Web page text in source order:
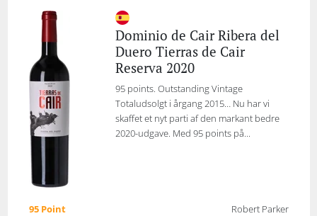
Dominio de Cair Ribera del
Duero Tierras de Cair
Reserva 2020
95 points. Outstanding Vintage
Totaludsolgt i årgang 2015… Nu har vi
skaffet et nyt parti af den markant bedre
2020-udgave. Med 95 points på...
95 Point
Robert Parker